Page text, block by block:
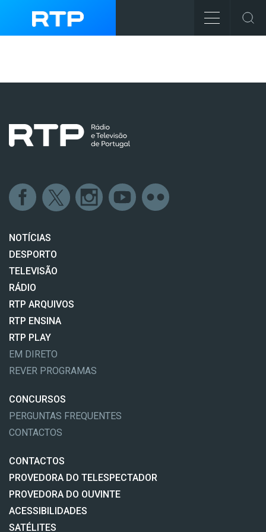
NOTÍCIAS
DESPORTO
TELEVISÃO
RÁDIO
RTP ARQUIVOS
RTP ENSINA
RTP PLAY
EM DIRETO
REVER PROGRAMAS
CONCURSOS
PERGUNTAS FREQUENTES
CONTACTOS
CONTACTOS
PROVEDORA DO TELESPECTADOR
PROVEDORA DO OUVINTE
ACESSIBILIDADES
SATÉLITES